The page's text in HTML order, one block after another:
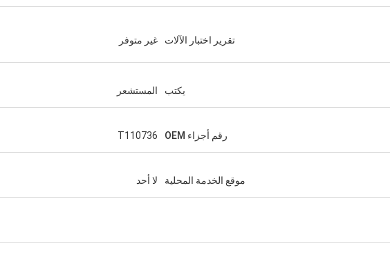
تقرير اختبار الآلات غير متوفر
يكتب المستشعر
رقم أجزاء OEM T110736
موقع الخدمة المحلية لا أحد